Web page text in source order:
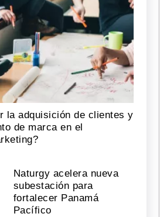
la adquisición de clientes y
de marca en el
Naturgy acelera nueva
subestación para
fortalecer Panamá
Pacífico